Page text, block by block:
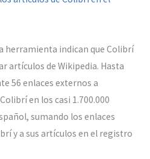
herramienta indican que Colibrí
artículos de Wikipedia. Hasta
56 enlaces externos a
en los casi 1.700.000
sumando los enlaces
y a sus artículos en el registro